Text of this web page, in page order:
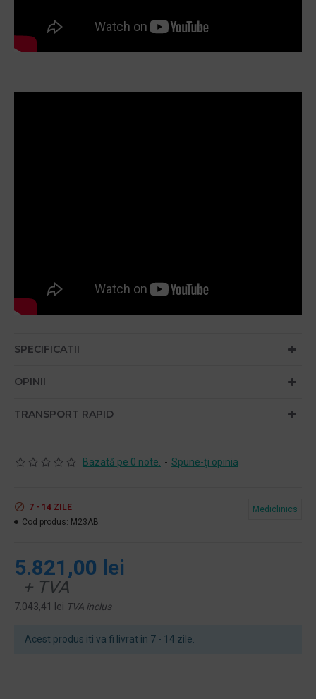
SPECIFICATII
OPINII
TRANSPORT RAPID
Acest produs iti va fi livrat in 7 - 14 zile.
Bazată pe 0 note. - Spune-ţi opinia
5.821,00 lei
+ TVA
7.043,41 lei TVA inclus
7 - 14 ZILE
Cod produs: M23AB
Mediclinics